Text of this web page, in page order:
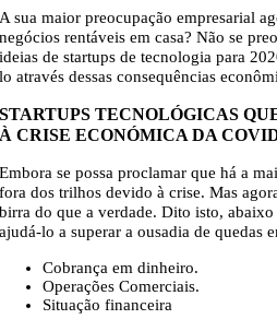
A sua maior preocupação empresarial
negócios rentáveis em casa? Não se
ideias de startups de tecnologia para
lo através dessas consequências
STARTUPS TECNOLÓGICAS
À CRISE ECONÓMICA DA
Embora se possa proclamar que há a
fora dos trilhos devido à crise. Mas
birra do que a verdade. Dito isto,
ajudá-lo a superar a ousadia de quedas
Cobrança em dinheiro.
Operações Comerciais.
Situação financeira